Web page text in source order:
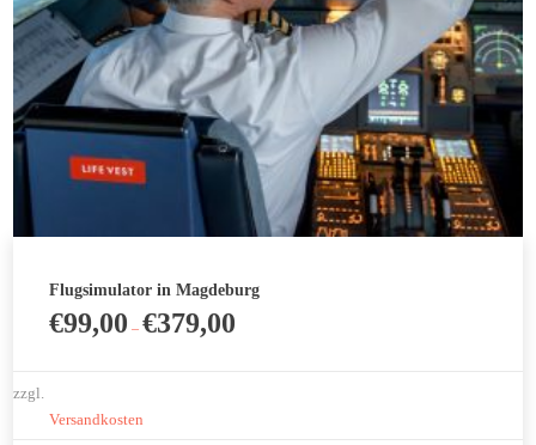
Flugsimulator in Magdeburg
€99,00 –€379,00
zzgl.
Versandkosten